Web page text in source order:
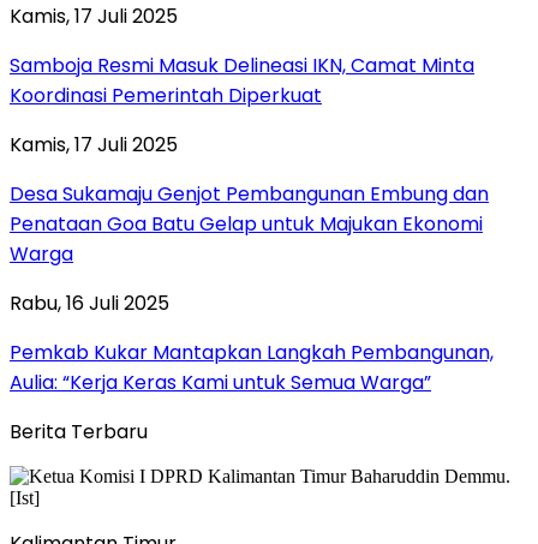
Kamis, 17 Juli 2025
Samboja Resmi Masuk Delineasi IKN, Camat Minta
Koordinasi Pemerintah Diperkuat
Kamis, 17 Juli 2025
Desa Sukamaju Genjot Pembangunan Embung dan
Penataan Goa Batu Gelap untuk Majukan Ekonomi
Warga
Rabu, 16 Juli 2025
Pemkab Kukar Mantapkan Langkah Pembangunan,
Aulia: “Kerja Keras Kami untuk Semua Warga”
Berita Terbaru